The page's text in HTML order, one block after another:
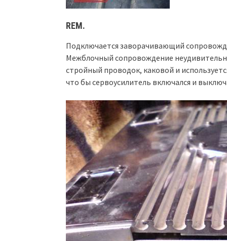
REM.
Подключается заворачивающий
Межблочный сопровождение
стройный проводок, каковой и
что бы сервоусилитель включался и